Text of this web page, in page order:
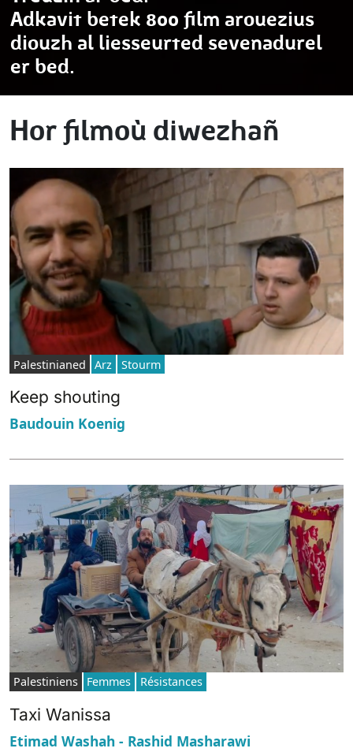
Adkavit betek 800 film arouezius
diouzh al liesseurted sevenadurel
er bed.
Hor filmoù diwezhañ
Palestinianed Arz Stourm
Keep shouting
Baudouin Koenig
Palestiniens Femmes Résistances
Taxi Wanissa
Etimad Washah - Rashid Masharawi